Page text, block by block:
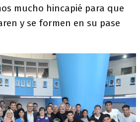
mucho hincapié para que
y se formen en su pase